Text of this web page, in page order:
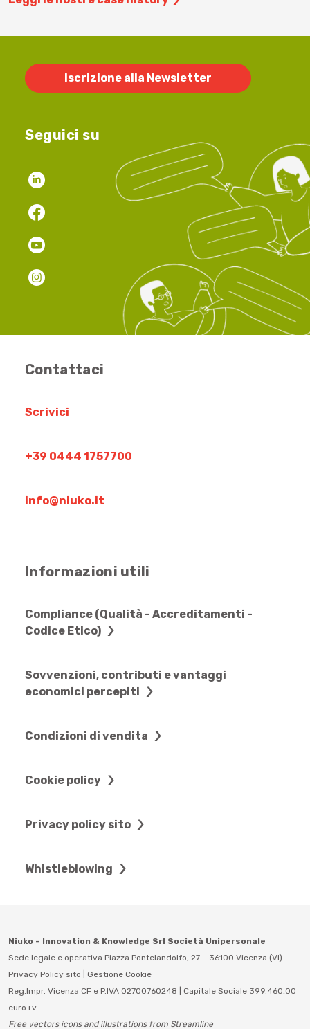
Iscrizione alla Newsletter
Seguici su
Contattaci
Scrivici
+39 0444 1757700
info@niuko.it
Informazioni utili
Compliance (Qualità - Accreditamenti -
Codice Etico)
Sovvenzioni, contributi e vantaggi
economici percepiti
Condizioni di vendita
Cookie policy
Privacy policy sito
Whistleblowing
Niuko – Innovation & Knowledge Srl Società Unipersonale
Sede legale e operativa Piazza Pontelandolfo, 27 – 36100 Vicenza (VI)
Privacy Policy sito
Gestione Cookie
Reg.Impr. Vicenza CF e P.IVA 02700760248 | Capitale Sociale 399.460,00
euro i.v.
Free vectors icons and illustrations from Streamline